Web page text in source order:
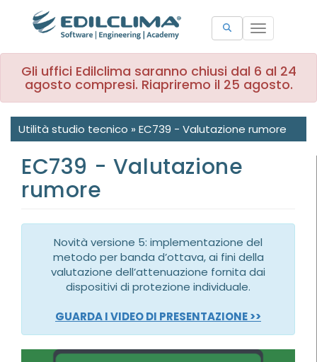
Toggle
navigation
Gli uffici Edilclima saranno chiusi dal 6 al 24
agosto compresi. Riapriremo il 25 agosto.
Utilità studio tecnico » EC739 - Valutazione rumore
EC739 - Valutazione
rumore
Novità versione 5: implementazione del
metodo per banda d’ottava, ai fini della
valutazione dell’attenuazione fornita dai
dispositivi di protezione individuale.
GUARDA I VIDEO DI PRESENTAZIONE >>